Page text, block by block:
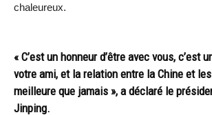
chaleureux.
« C’est un honneur d’être avec vous, c’est
votre ami, et la relation entre la Chine et
meilleure que jamais », a déclaré le
Jinping.